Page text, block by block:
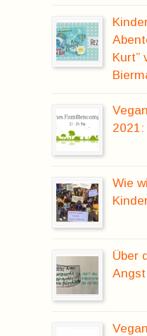
Kurt”
Wie
Über